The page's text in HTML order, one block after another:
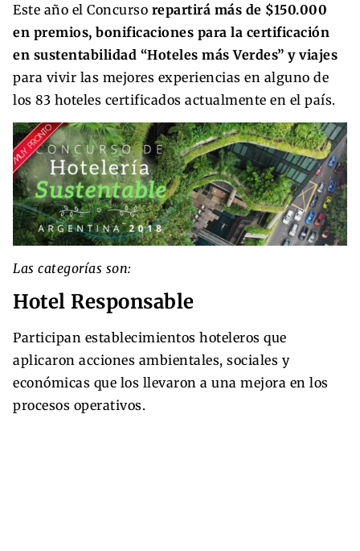
Este año el Concurso repartirá más de $150.000
en premios, bonificaciones para la certificación
en sustentabilidad “Hoteles más Verdes” y viajes
para vivir las mejores experiencias en alguno de
los 83 hoteles certificados actualmente en el país.
Las categorías son:
Hotel Responsable
Participan establecimientos hoteleros que
aplicaron acciones ambientales, sociales y
económicas que los llevaron a una mejora en los
procesos operativos.